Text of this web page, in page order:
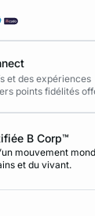
et des expériences
points fidélités
B Corp™
mouvement
et du vivant.